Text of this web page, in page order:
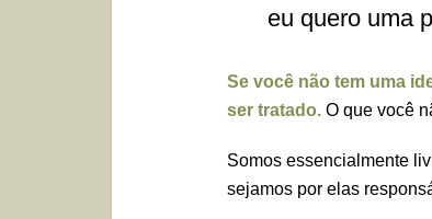
eu quero uma
Se você não tem uma
ser tratado. O que você
Somos essencialmente
sejamos por elas